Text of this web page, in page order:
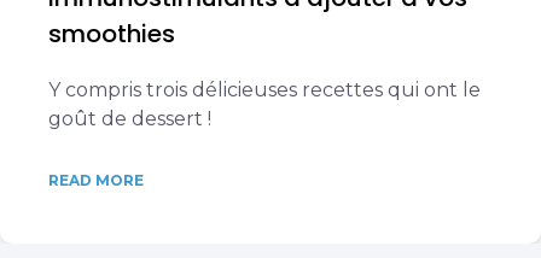
smoothies
Y compris trois délicieuses recettes qui ont le
goût de dessert !
READ MORE